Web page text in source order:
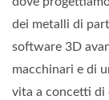
dei metalli di
software 3D
macchinari e di
vita a concetti di